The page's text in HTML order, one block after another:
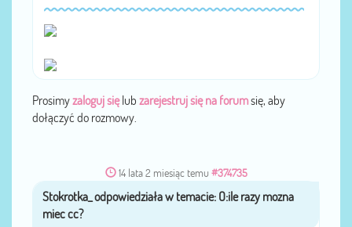
Prosimyzaloguj sięlub zarejestruj się na forumsię, aby
dołączyć do rozmowy.
14 lata 2 miesiąc temu #374735
przezStokrotka_